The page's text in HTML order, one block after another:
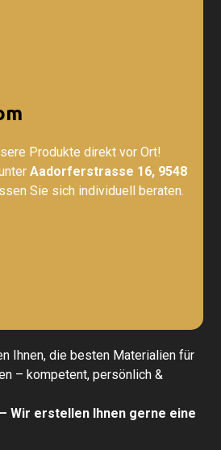
Produkte direkt vor Ort!
Aadorferstrasse 16, 9548
Sie sich individuell beraten.
Ihnen, die besten Materialien für
– kompetent, persönlich &
Wir erstellen Ihnen gerne eine